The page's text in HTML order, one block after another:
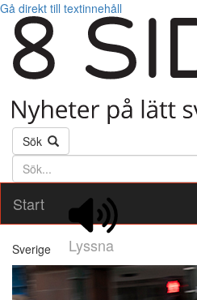
Gå direkt till textinnehåll
Sök
Söktext
Start
Lyssna
Sverige